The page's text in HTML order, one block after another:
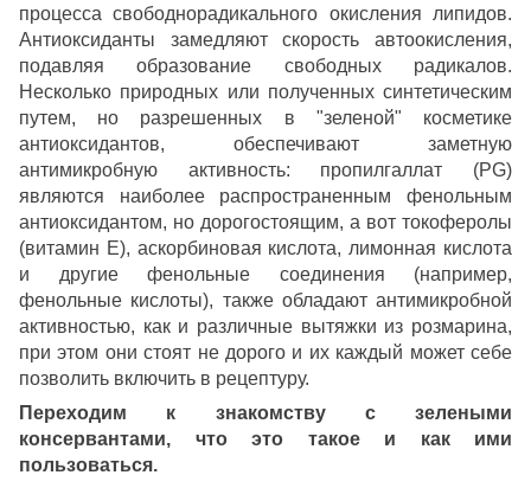
процесса свободнорадикального окисления липидов.
Антиоксиданты замедляют скорость автоокисления,
подавляя образование свободных радикалов.
Несколько природных или полученных синтетическим
путем, но разрешенных в "зеленой" косметике
антиоксидантов, обеспечивают заметную
антимикробную активность: пропилгаллат (PG)
являются наиболее распространенным фенольным
антиоксидантом, но дорогостоящим, а вот токоферолы
(витамин Е), аскорбиновая кислота, лимонная кислота
и другие фенольные соединения (например,
фенольные кислоты), также обладают антимикробной
активностью, как и различные вытяжки из розмарина,
при этом они стоят не дорого и их каждый может себе
позволить включить в рецептуру.
Переходим к знакомству с зелеными
консервантами, что это такое и как ими
пользоваться.